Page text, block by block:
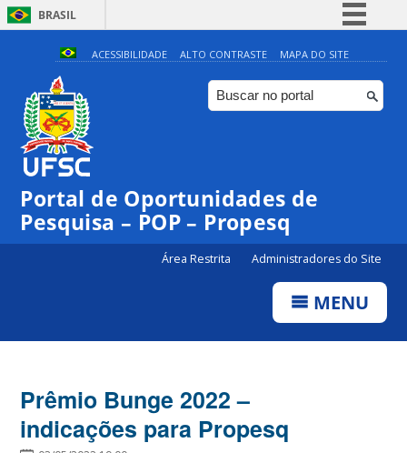
BRASIL
Simplifique!
Comunica BR
Participe
Canais
ACESSIBILIDADE ALTO CONTRASTE MAPA DO SITE
Portal de Oportunidades de
Pesquisa – POP – Propesq
Área Restrita Administradores do Site
MENU
Prêmio Bunge 2022 –
indicações para Propesq